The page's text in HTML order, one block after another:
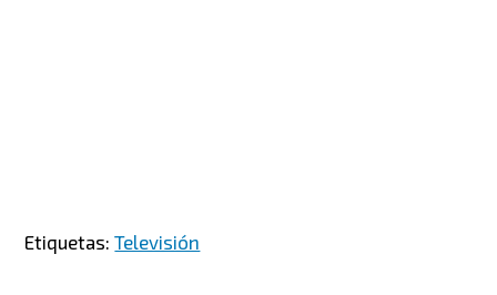
Etiquetas:Televisión